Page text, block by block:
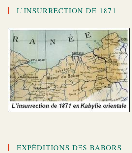
L’INSURRECTION DE 1871
EXPÉDITIONS DES BABORS